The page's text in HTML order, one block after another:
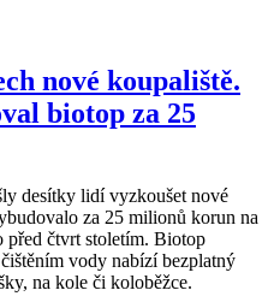
nové koupaliště.
biotop za 25
desítky lidí vyzkoušet nové
za 25 milionů korun na
před čtvrt stoletím. Biotop
vody nabízí bezplatný
na kole či koloběžce.